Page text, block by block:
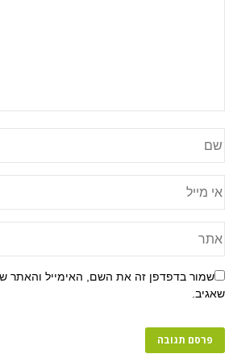
שמור בדפדפן זה את השם, האימייל והאתר
שאגיב.